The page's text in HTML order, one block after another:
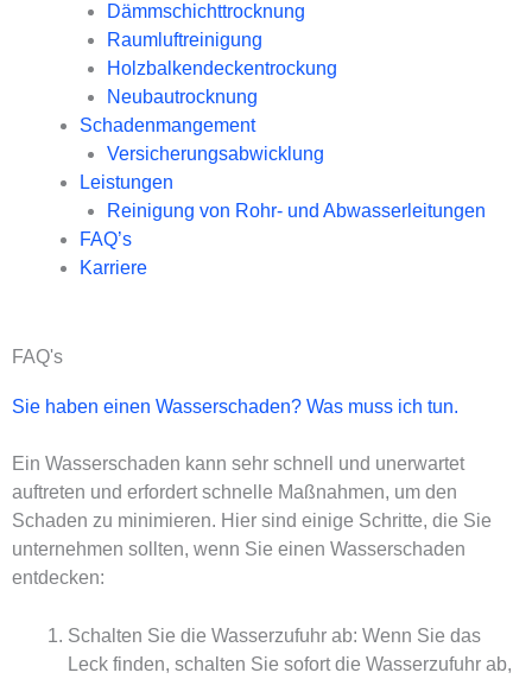
Dämmschichttrocknung
Raumluftreinigung
Holzbalkendeckentrockung
Neubautrocknung
Schadenmangement
Versicherungsabwicklung
Leistungen
Reinigung von Rohr- und Abwasserleitungen
FAQ’s
Karriere
FAQ's
Sie haben einen Wasserschaden? Was muss ich tun.
Ein Wasserschaden kann sehr schnell und unerwartet
auftreten und erfordert schnelle Maßnahmen, um den
Schaden zu minimieren. Hier sind einige Schritte, die Sie
unternehmen sollten, wenn Sie einen Wasserschaden
entdecken:
Schalten Sie die Wasserzufuhr ab: Wenn Sie das
Leck finden, schalten Sie sofort die Wasserzufuhr ab,